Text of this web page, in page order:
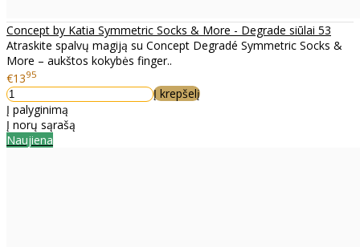
Concept by Katia Symmetric Socks & More - Degrade siūlai 53
Atraskite spalvų magiją su Concept Degradé Symmetric Socks &
More – aukštos kokybės finger..
€1395
Į krepšelį
Į palyginimą
Į norų sąrašą
Naujiena